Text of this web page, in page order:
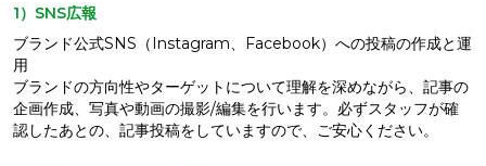
1）SNS広報
ブランド公式SNS（Instagram、Facebook）への投稿の作成と運
用
ブランドの方向性やターゲットについて理解を深めながら、記事の
企画作成、写真や動画の撮影/編集を行います。必ずスタッフが確
認したあとの、記事投稿をしていますので、ご安心ください。